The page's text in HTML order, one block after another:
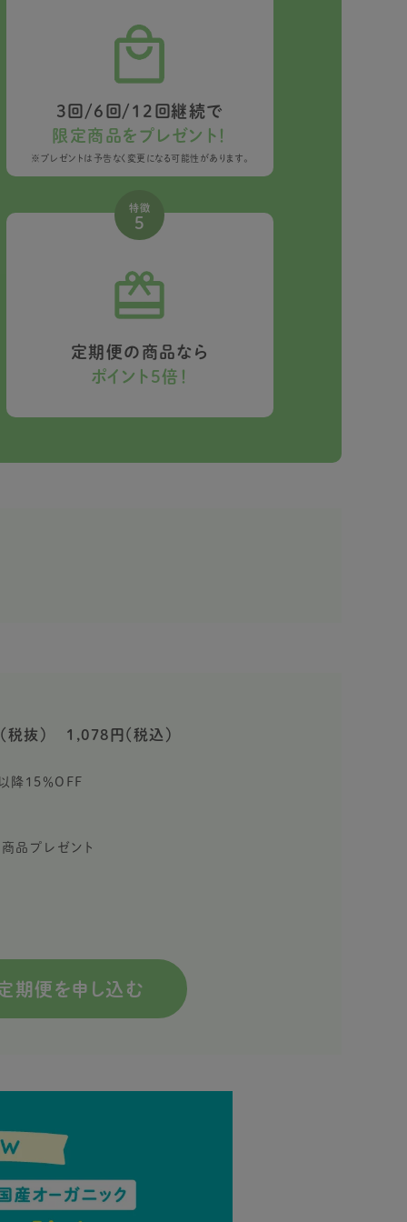
3回/6回/12回継続で
限定商品をプレゼント！
※プレゼントは予告なく変更になる可能性があります。
特徴
5
定期便の商品なら
ポイント5倍！
（税抜） 1,078円（税込）
降15％OFF
品プレゼント
期便を申し込む